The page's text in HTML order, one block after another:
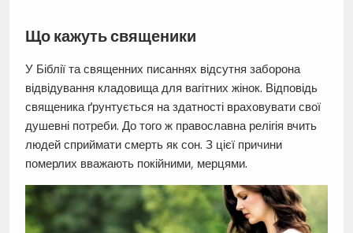
Що кажуть священики
У Біблії та священних писаннях відсутня заборона
відвідування кладовища для вагітних жінок. Відповідь
священика ґрунтується на здатності враховувати свої
душевні потреби. До того ж православна релігія вчить
людей сприймати смерть як сон. З цієї причини
померлих вважають покійними, мерцями.